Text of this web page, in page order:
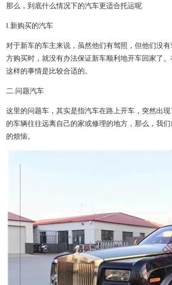
那么，到底什么情况下的汽车更适合托运呢
I.新购买的汽车
对于新车的车主来说，虽然他们有驾照，但他们没
方购买时，就没有办法保证新车顺利地开车回家了
这样的事情是比较合适的。
二.问题汽车
这里的问题车，其实是指汽车在路上开车，突然出
的车辆往往远离自己的家或修理的地方，那么，我
的烦恼。